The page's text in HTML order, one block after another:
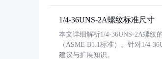
1/4-36UNS-2A螺纹标准尺寸
本文详细解析1/4-36UNS-2A螺纹
（ASME B1.1标准）。针对1/4-
建议与扩展知识。